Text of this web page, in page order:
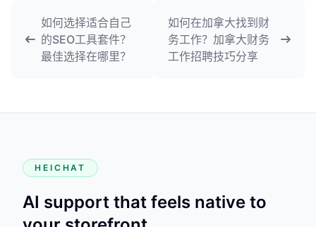
如何选择适合自己
的SEO工具套件？
最佳选择在哪里？
如何在加拿大找到财
务工作？加拿大财务
工作招聘技巧分享
HEICHAT
AI support that feels native to